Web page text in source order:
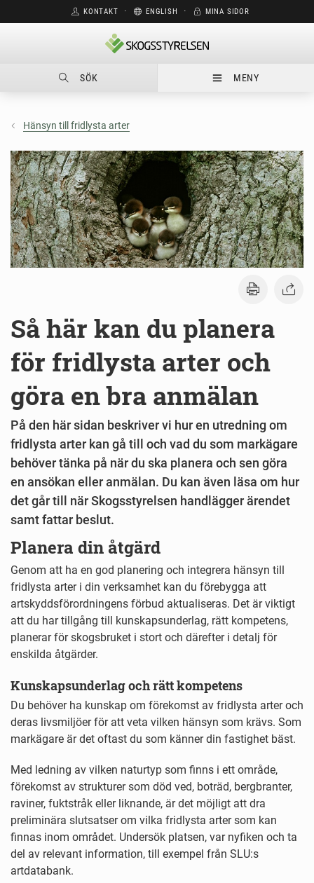
KONTAKT ⋅ ENGLISH ⋅ MINA SIDOR
SÖK MENY
Hänsyn till fridlysta arter
Så här kan du planera
för fridlysta arter och
göra en bra anmälan
På den här sidan beskriver vi hur en utredning om
fridlysta arter kan gå till och vad du som markägare
behöver tänka på när du ska planera och sen göra
en ansökan eller anmälan. Du kan även läsa om hur
det går till när Skogsstyrelsen handlägger ärendet
samt fattar beslut.
Planera din åtgärd
Genom att ha en god planering och integrera hänsyn till
fridlysta arter i din verksamhet kan du förebygga att
artskyddsförordningens förbud aktualiseras. Det är viktigt
att du har tillgång till kunskapsunderlag, rätt kompetens,
planerar för skogsbruket i stort och därefter i detalj för
enskilda åtgärder.
Kunskapsunderlag och rätt kompetens
Du behöver ha kunskap om förekomst av fridlysta arter och
deras livsmiljöer för att veta vilken hänsyn som krävs. Som
markägare är det oftast du som känner din fastighet bäst.
Med ledning av vilken naturtyp som finns i ett område,
förekomst av strukturer som död ved, boträd, bergbranter,
raviner, fuktstråk eller liknande, är det möjligt att dra
preliminära slutsatser om vilka fridlysta arter som kan
finnas inom området. Undersök platsen, var nyfiken och ta
del av relevant information, till exempel från SLU:s
artdatabank.